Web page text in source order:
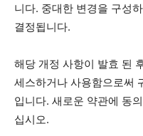
니다. 중대한 변경을 구성
결정됩니다.
해당 개정 사항이 발효 된
세스하거나 사용함으로써
입니다. 새로운 약관에 동
십시오.